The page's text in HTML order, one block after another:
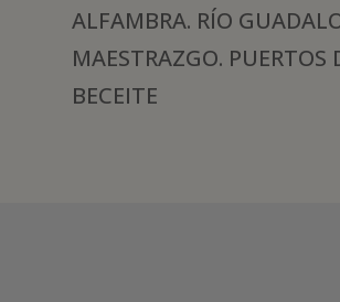
ALFAMBRA. RÍO
MAESTRAZGO. PUERTOS
BECEITE